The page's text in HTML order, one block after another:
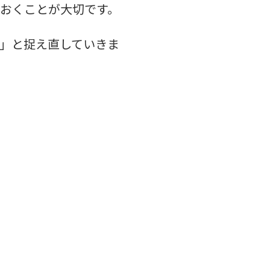
くことが大切です。
と捉え直していきま